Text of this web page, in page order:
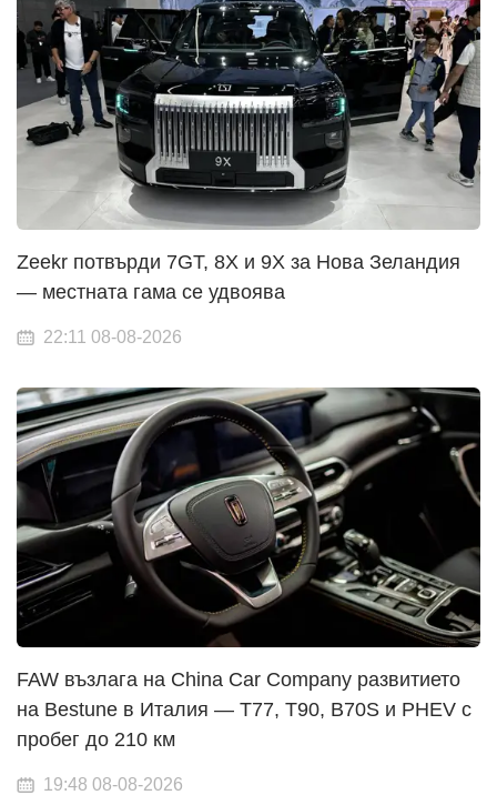
Zeekr потвърди 7GT, 8X и 9X за Нова Зеландия
— местната гама се удвоява
22:11 08-08-2026
FAW възлага на China Car Company развитието
на Bestune в Италия — T77, T90, B70S и PHEV с
пробег до 210 км
19:48 08-08-2026